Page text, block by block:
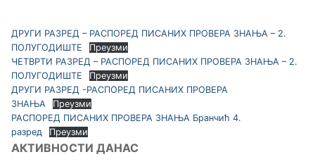
ДРУГИ РАЗРЕД – РАСПОРЕД ПИСАНИХ ПРОВЕРА ЗНАЊА – 2.
ПОЛУГОДИШТЕ
Преузми
ЧЕТВРТИ РАЗРЕД – РАСПОРЕД ПИСАНИХ ПРОВЕРА ЗНАЊА – 2.
ПОЛУГОДИШТЕ
Преузми
ДРУГИ РАЗРЕД -РАСПОРЕД ПИСАНИХ ПРОВЕРА
ЗНАЊА
Преузми
РАСПОРЕД ПИСАНИХ ПРОВЕРА ЗНАЊА Бранчић 4.
разред
Преузми
АКТИВНОСТИ ДАНАС